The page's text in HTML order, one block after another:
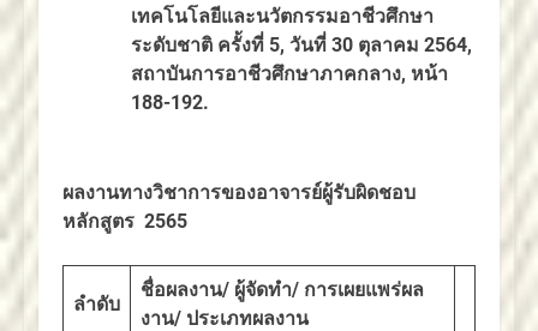
เทคโนโลยีและนวัตกรรมอาชีวศึกษา
ระดับชาติ ครั้งที่ 5, วันที่ 30 ตุลาคม 2564,
สถาบันการอาชีวศึกษาภาคกลาง, หน้า
188-192.
ผลงานทางวิชาการของอาจารย์ผู้รับผิดชอบ
หลักสูตร 2565
ลำดับ
ชื่อผลงาน/ ผู้จัดทำ/ การเผยแพร่ผล
งาน/ ประเภทผลงาน